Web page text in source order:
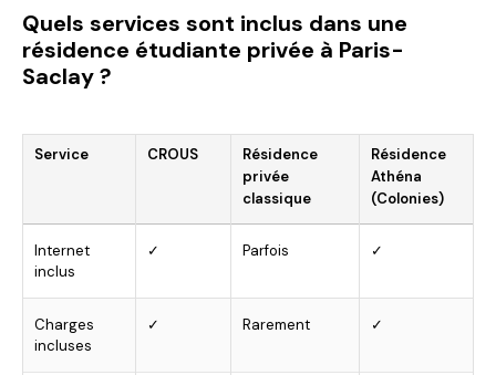
Quels services sont inclus dans une
résidence étudiante privée à Paris-
Saclay ?
Service CROUS
Résidence
privée
classique
Résidence
Athéna
(Colonies)
Internet
inclus
✓ Parfois ✓
Charges
incluses
✓ Rarement ✓